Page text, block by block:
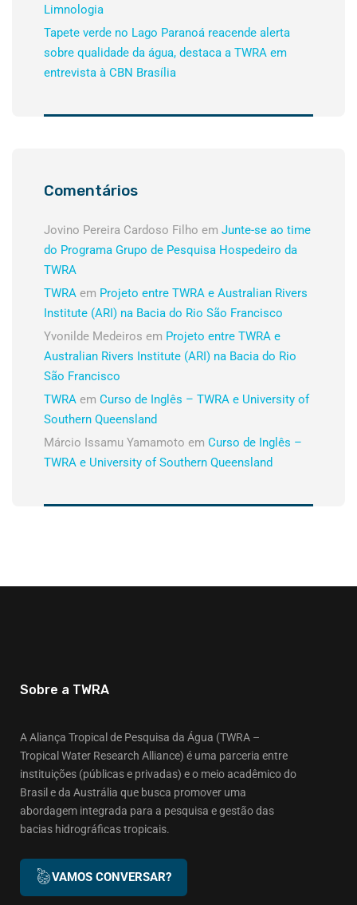
Limnologia
Tapete verde no Lago Paranoá reacende alerta
sobre qualidade da água, destaca a TWRA em
entrevista à CBN Brasília
Comentários
Jovino Pereira Cardoso Filho em Junte-se ao time
do Programa Grupo de Pesquisa Hospedeiro da
TWRA
TWRA em Projeto entre TWRA e Australian Rivers
Institute (ARI) na Bacia do Rio São Francisco
Yvonilde Medeiros em Projeto entre TWRA e
Australian Rivers Institute (ARI) na Bacia do Rio
São Francisco
TWRA em Curso de Inglês – TWRA e University of
Southern Queensland
Márcio Issamu Yamamoto em Curso de Inglês –
TWRA e University of Southern Queensland
Sobre a TWRA
A Aliança Tropical de Pesquisa da Água (TWRA –
Tropical Water Research Alliance) é uma parceria entre
instituições (públicas e privadas) e o meio acadêmico do
Brasil e da Austrália que busca promover uma
abordagem integrada para a pesquisa e gestão das
bacias hidrográficas tropicais.
VAMOS CONVERSAR?